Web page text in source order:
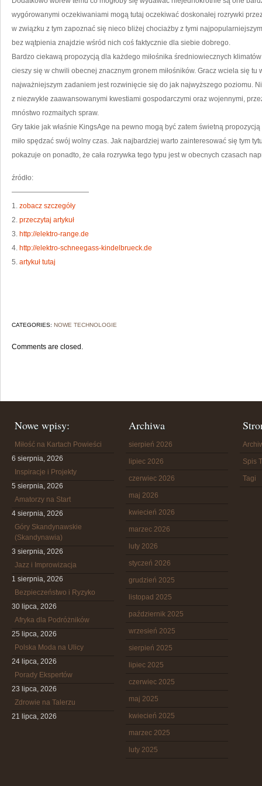
wygórowanymi oczekiwaniami mogą tutaj oczekiwać doskonałej rozrywki
w związku z tym zapoznać się nieco bliżej chociażby z tymi
bez wątpienia znajdzie wśród nich coś faktycznie dla siebie dobrego.
Bardzo ciekawą propozycją dla każdego miłośnika średniowiecznych
cieszy się w chwili obecnej znacznym gronem miłośników. Gracz wciela się
najważniejszym zadaniem jest rozwinięcie się do jak najwyższego poziomu.
z niezwykle zaawansowanymi kwestiami gospodarczymi oraz wojennymi,
mnóstwo rozmaitych spraw.
Gry takie jak właśnie KingsAge na pewno mogą być zatem świetną
miło spędzać swój wolny czas. Jak najbardziej warto zainteresować się tym
pokazuje on ponadto, że cała rozrywka tego typu jest w obecnych czasach
źródło:
———————————
1. zobacz szczegóły
2. przeczytaj artykuł
3. http://elektro-range.de
4. http://elektro-schneegass-kindelbrueck.de
5. artykuł tutaj
CATEGORIES: NOWE TECHNOLOGIE
Comments are closed.
Nowe wpisy:
Miłość na Kartach Powieści
6 sierpnia, 2026
Inspiracje i Projekty
5 sierpnia, 2026
Amatorzy na Start
4 sierpnia, 2026
Góry Skandynawskie
(Skandynawia)
3 sierpnia, 2026
Jazz i Improwizacja
1 sierpnia, 2026
Bezpieczeństwo i Ryzyko
30 lipca, 2026
Afryka dla Podróżników
25 lipca, 2026
Polska Moda na Ulicy
24 lipca, 2026
Porady Ekspertów
23 lipca, 2026
Zdrowie na Talerzu
21 lipca, 2026
Archiwa
sierpień 2026
lipiec 2026
czerwiec 2026
maj 2026
kwiecień 2026
marzec 2026
luty 2026
styczeń 2026
grudzień 2025
listopad 2025
październik 2025
wrzesień 2025
sierpień 2025
lipiec 2025
czerwiec 2025
maj 2025
kwiecień 2025
marzec 2025
luty 2025
Spis
Tagi